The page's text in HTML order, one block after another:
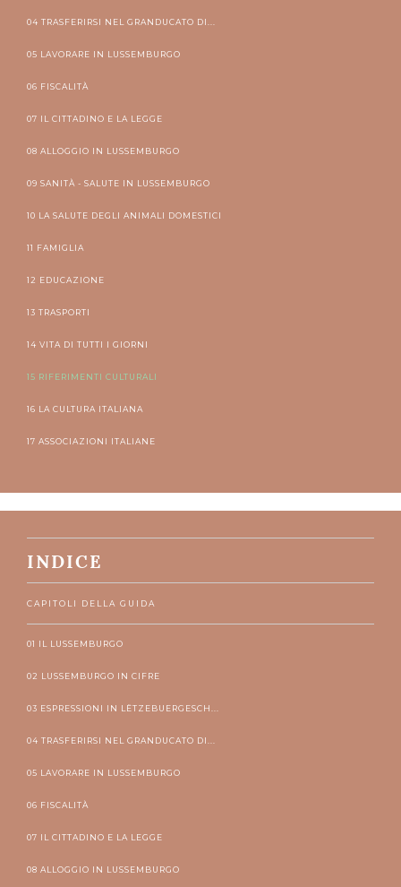
04 TRASFERIRSI NEL GRANDUCATO DI...
05 LAVORARE IN LUSSEMBURGO
06 FISCALITÀ
07 IL CITTADINO E LA LEGGE
08 ALLOGGIO IN LUSSEMBURGO
09 SANITÀ - SALUTE IN LUSSEMBURGO
10 LA SALUTE DEGLI ANIMALI DOMESTICI
11 FAMIGLIA
12 EDUCAZIONE
13 TRASPORTI
14 VITA DI TUTTI I GIORNI
15 RIFERIMENTI CULTURALI
16 LA CULTURA ITALIANA
17 ASSOCIAZIONI ITALIANE
INDICE
CAPITOLI DELLA GUIDA
01 IL LUSSEMBURGO
02 LUSSEMBURGO IN CIFRE
03 ESPRESSIONI IN LËTZEBUERGESCH...
04 TRASFERIRSI NEL GRANDUCATO DI...
05 LAVORARE IN LUSSEMBURGO
06 FISCALITÀ
07 IL CITTADINO E LA LEGGE
08 ALLOGGIO IN LUSSEMBURGO